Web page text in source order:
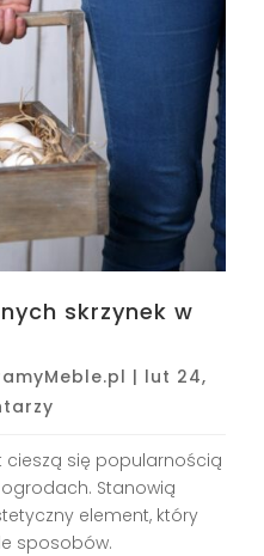
skrzynek w
| lut 24,
cieszą się popularnością
Stanowią
element, który
sposobów.